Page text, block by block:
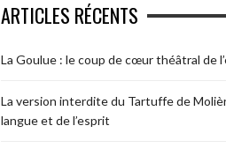
ARTICLES RÉCENTS
La Goulue : le coup de cœur théâtral de
La version interdite du Tartuffe de
langue et de l’esprit